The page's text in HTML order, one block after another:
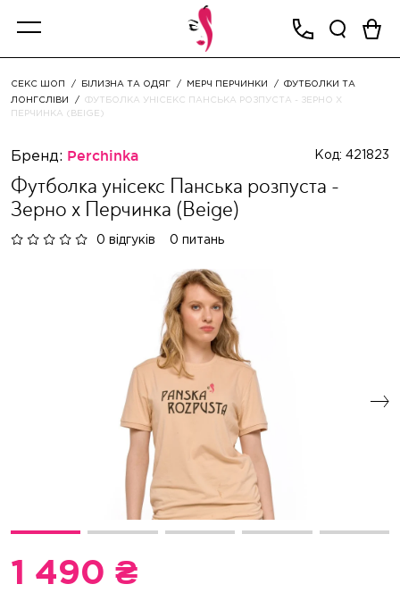
СЕКС ШОП БІЛИЗНА ТА ОДЯГ МЕРЧ ПЕРЧИНКИ
ФУТБОЛКИ ТА
ЛОНГСЛІВИ
ФУТБОЛКА УНІСЕКС ПАНСЬКА РОЗПУСТА - ЗЕРНО X
ПЕРЧИНКА (BEIGE)
Бренд: Perchinka Код: 421823
Футболка унісекс Панська розпуста -
Зерно x Перчинка (Beige)
0 відгуків 0 питань
1 490 ₴